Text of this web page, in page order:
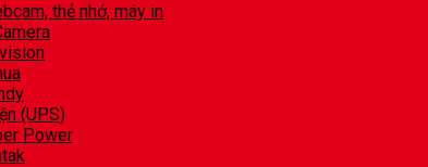
thẻ nhớ, máy in
(UPS)
Power